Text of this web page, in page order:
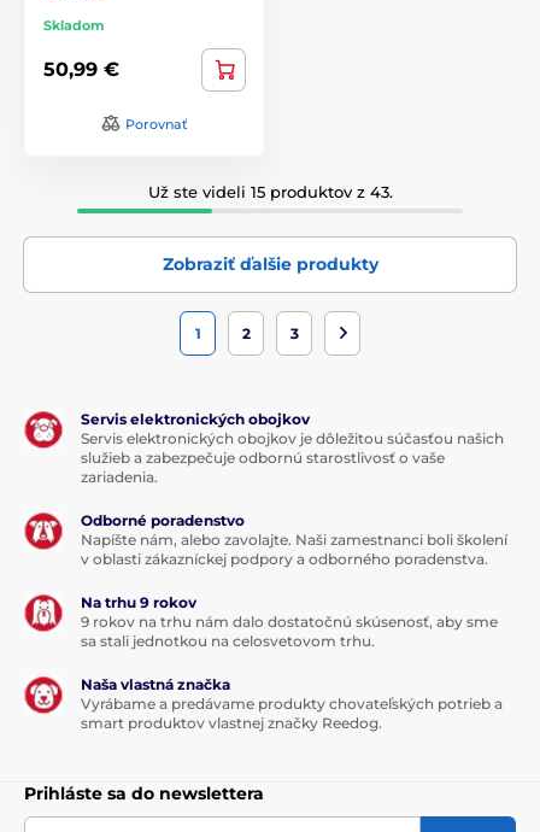
Skladom
50,99 €
Porovnať
Už ste videli 15 produktov z 43.
Zobraziť ďalšie produkty
1 2 3
Servis elektronických obojkov
Servis elektronických obojkov je dôležitou súčasťou našich
služieb a zabezpečuje odbornú starostlivosť o vaše
zariadenia.
Odborné poradenstvo
Napíšte nám, alebo zavolajte. Naši zamestnanci boli školení
v oblasti zákazníckej podpory a odborného poradenstva.
Na trhu 9 rokov
9 rokov na trhu nám dalo dostatočnú skúsenosť, aby sme
sa stali jednotkou na celosvetovom trhu.
Naša vlastná značka
Vyrábame a predávame produkty chovateľských potrieb a
smart produktov vlastnej značky Reedog.
Prihláste sa do newslettera